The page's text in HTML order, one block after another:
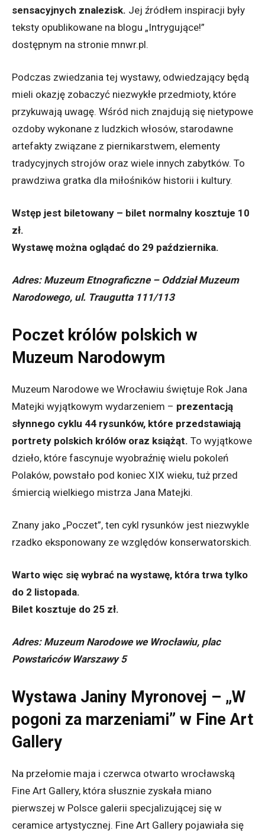
sensacyjnych znalezisk. Jej źródłem inspiracji były
teksty opublikowane na blogu „Intrygujące!”
dostępnym na stronie mnwr.pl.
Podczas zwiedzania tej wystawy, odwiedzający będą
mieli okazję zobaczyć niezwykłe przedmioty, które
przykuwają uwagę. Wśród nich znajdują się nietypowe
ozdoby wykonane z ludzkich włosów, starodawne
artefakty związane z piernikarstwem, elementy
tradycyjnych strojów oraz wiele innych zabytków. To
prawdziwa gratka dla miłośników historii i kultury.
Wstęp jest biletowany – bilet normalny kosztuje 10
zł.
Wystawę można oglądać do 29 października.
Adres: Muzeum Etnograficzne – Oddział Muzeum
Narodowego, ul. Traugutta 111/113
Poczet królów polskich w
Muzeum Narodowym
Muzeum Narodowe we Wrocławiu świętuje Rok Jana
Matejki wyjątkowym wydarzeniem – prezentacją
słynnego cyklu 44 rysunków, które przedstawiają
portrety polskich królów oraz książąt. To wyjątkowe
dzieło, które fascynuje wyobraźnię wielu pokoleń
Polaków, powstało pod koniec XIX wieku, tuż przed
śmiercią wielkiego mistrza Jana Matejki.
Znany jako „Poczet”, ten cykl rysunków jest niezwykle
rzadko eksponowany ze względów konserwatorskich.
Warto więc się wybrać na wystawę, która trwa tylko
do 2 listopada.
Bilet kosztuje do 25 zł.
Adres: Muzeum Narodowe we Wrocławiu, plac
Powstańców Warszawy 5
Wystawa Janiny Myronovej – „W
pogoni za marzeniami” w Fine Art
Gallery
Na przełomie maja i czerwca otwarto wrocławską
Fine Art Gallery, która słusznie zyskała miano
pierwszej w Polsce galerii specjalizującej się w
ceramice artystycznej. Fine Art Gallery pojawiała się